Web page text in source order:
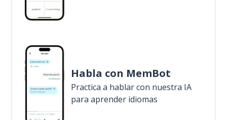
Habla con MemBot
Practica a hablar con nuestra IA
para aprender idiomas